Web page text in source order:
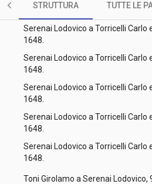
STRUTTURA TUTTE LE
1647.
Serenai Lodovico a Torricelli Carlo
1648.
Serenai Lodovico a Torricelli Carlo
1648.
Serenai Lodovico a Torricelli Carlo
1648.
Serenai Lodovico a Torricelli Carlo
1648.
Serenai Lodovico a Torricelli Carlo
1648.
Toni Girolamo a Serenai Lodovico,